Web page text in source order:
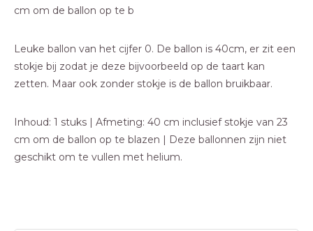
cm om de ballon op te b
Leuke ballon van het cijfer 0. De ballon is 40cm, er zit een
stokje bij zodat je deze bijvoorbeeld op de taart kan
zetten. Maar ook zonder stokje is de ballon bruikbaar.
Inhoud: 1 stuks | Afmeting: 40 cm inclusief stokje van 23
cm om de ballon op te blazen | Deze ballonnen zijn niet
geschikt om te vullen met helium.